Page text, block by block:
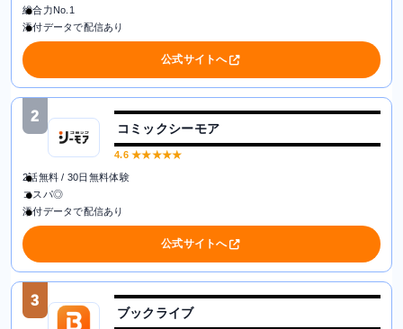
総合力No.1
添付データで配信あり
公式サイトへ
2
コミックシーモア
4.6★★★★★
2話無料 / 30日無料体験
コスパ◎
添付データで配信あり
公式サイトへ
3
ブックライブ